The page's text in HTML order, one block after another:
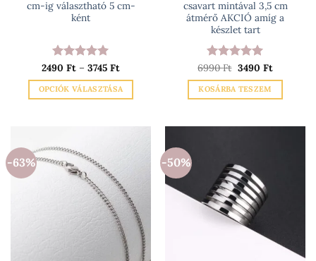
cm-ig választható 5 cm-
ként
Értékelés:5
/ 5
2490 Ft – 3745 Ft
-
3745 Ft
OPCIÓK VÁLASZTÁSA
több
variációja
van.
változatok
a
termékoldalon
választhatók
csavart mintával 3,5 cm
átmérő AKCIÓ amíg a
készlet tart
Értékelés:5
/ 5
6990Ft Original
price
was:
6990 Ft.
3490 FtCurrent
is:
KOSÁRBA TESZEM
-63% -50%